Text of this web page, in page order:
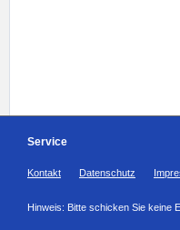
Service
Kontakt Datenschutz
Hinweis: Bitte schicken Sie keine